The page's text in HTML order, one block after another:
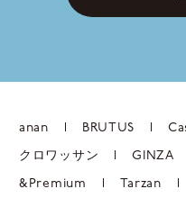
anan BRUTUS
クロワッサン GINZA
&Premium Tarzan